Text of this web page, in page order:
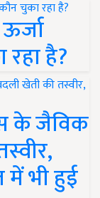
है?
के जैविक
भी हुई